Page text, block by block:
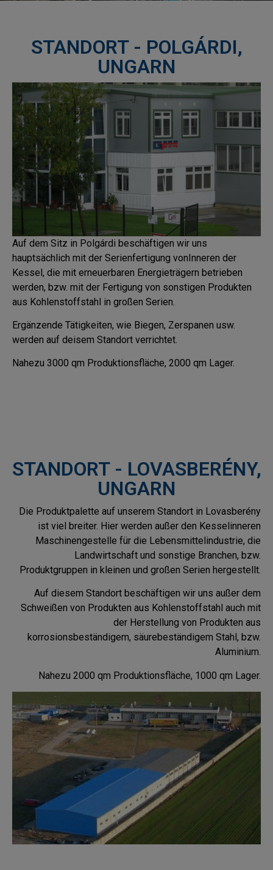
STANDORT - POLGÁRDI,
UNGARN
Auf dem Sitz in Polgárdi beschäftigen wir uns
hauptsächlich mit der Serienfertigung vonInneren der
Kessel, die mit erneuerbaren Energieträgern betrieben
werden, bzw. mit der Fertigung von sonstigen Produkten
aus Kohlenstoffstahl in großen Serien.
Ergänzende Tätigkeiten, wie Biegen, Zerspanen usw.
werden auf deisem Standort verrichtet.
Nahezu 3000 qm Produktionsfläche, 2000 qm Lager.
STANDORT - LOVASBERÉNY,
UNGARN
Die Produktpalette auf unserem Standort in Lovasberény
ist viel breiter. Hier werden außer den Kesselinneren
Maschinengestelle für die Lebensmittelindustrie, die
Landwirtschaft und sonstige Branchen, bzw.
Produktgruppen in kleinen und großen Serien hergestellt.
Auf diesem Standort beschäftigen wir uns außer dem
Schweißen von Produkten aus Kohlenstoffstahl auch mit
der Herstellung von Produkten aus
korrosionsbeständigem, säurebeständigem Stahl, bzw.
Aluminium.
Nahezu 2000 qm Produktionsfläche, 1000 qm Lager.